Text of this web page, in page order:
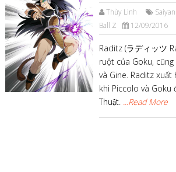
Thùy Linh
Ball Z
12/09/2016
Raditz (ラディッツ
ruột của Goku,
và Gine. Raditz
khi Piccolo và Goku
Thuật. ...Read More